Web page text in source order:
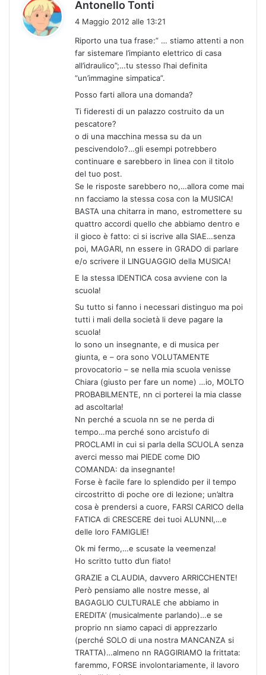
Antonello Tonti
e
t
t
:
4 Maggio 2012 alle 13:21
Riporto una tua frase:” … stiamo attenti a non
far sistemare l’impianto elettrico di casa
all’idraulico”;…tu stesso l’hai definita
“un’immagine simpatica”.
Posso farti allora una domanda?
Ti fideresti di un palazzo costruito da un
pescatore?
o di una macchina messa su da un
pescivendolo?…gli esempi potrebbero
continuare e sarebbero in linea con il titolo
del tuo post.
Se le risposte sarebbero no,…allora come mai
nn facciamo la stessa cosa con la MUSICA!
BASTA una chitarra in mano, estromettere su
quattro accordi quello che abbiamo dentro e
il gioco è fatto: ci si iscrive alla SIAE…senza
poi, MAGARI, nn essere in GRADO di parlare
e/o scrivere il LINGUAGGIO della MUSICA!
E la stessa IDENTICA cosa avviene con la
scuola!
Su tutto si fanno i necessari distinguo ma poi
tutti i mali della società li deve pagare la
scuola!
Io sono un insegnante, e di musica per
giunta, e – ora sono VOLUTAMENTE
provocatorio – se nella mia scuola venisse
Chiara (giusto per fare un nome) …io, MOLTO
PROBABILMENTE, nn ci porterei la mia classe
ad ascoltarla!
Nn perché a scuola nn se ne perda di
tempo…ma perché sono arcistufo di
PROCLAMI in cui si parla della SCUOLA senza
averci messo mai PIEDE come DIO
COMANDA: da insegnante!
Forse è facile fare lo splendido per il tempo
circostritto di poche ore di lezione; un’altra
cosa è prendersi a cuore, FARSI CARICO della
FATICA di CRESCERE dei tuoi ALUNNI,…e
delle loro FAMIGLIE!
Ok mi fermo,…e scusate la veemenza!
Ho scritto tutto d’un fiato!
GRAZIE a CLAUDIA, davvero ARRICCHENTE!
Però pensiamo alle nostre messe, al
BAGAGLIO CULTURALE che abbiamo in
EREDITA’ (musicalmente parlando)…e se
proprio nn siamo capaci di apprezzarlo
(perché SOLO di una nostra MANCANZA si
TRATTA)…almeno nn RAGGIRIAMO la frittata:
faremmo, FORSE involontariamente, il lavoro